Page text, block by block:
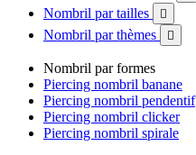
Nombril par tailles 
Nombril par thèmes 
Nombril par formes
Piercing nombril banane
Piercing nombril pendentif
Piercing nombril clicker
Piercing nombril spirale